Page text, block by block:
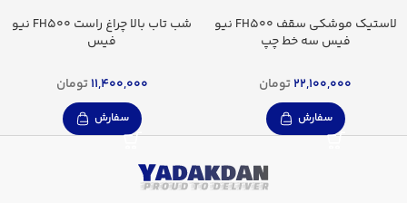
لاستیک موشکی سقف FH500 نیو
فیس سه خط چپ
22,100,000تومان
سفارش
شب تاب بالا چراغ راست FH500 نیو
فیس
11,400,000 تومان
سفارش